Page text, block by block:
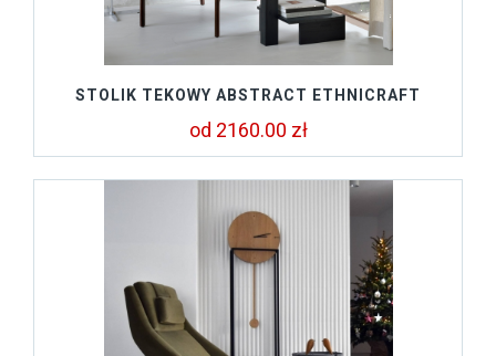
STOLIK TEKOWY ABSTRACT ETHNICRAFT
od 2160.00 zł